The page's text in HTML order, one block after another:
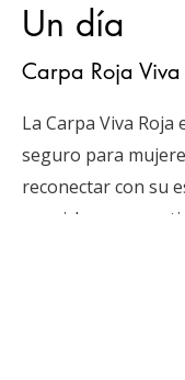
Un día
Carpa Roja Viva
La Carpa Viva Roja
seguro para
reconectar con su
sus ciclos,